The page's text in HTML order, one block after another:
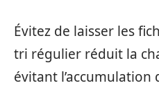
Évitez de laisser les
tri régulier réduit la
évitant l’accumulation